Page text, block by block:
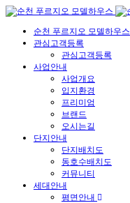
순천 푸르지오 모델하우스
관심고객등록
관심고객등록
사업안내
사업개요
입지환경
프리미엄
브랜드
오시는길
단지안내
단지배치도
동호수배치도
커뮤니티
세대안내
평면안내